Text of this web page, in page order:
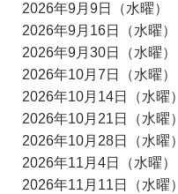
2026年9月9日（水曜）
2026年9月16日（水曜）
2026年9月30日（水曜）
2026年10月7日（水曜）
2026年10月14日（水曜）
2026年10月21日（水曜）
2026年10月28日（水曜）
2026年11月4日（水曜）
2026年11月11日（水曜）